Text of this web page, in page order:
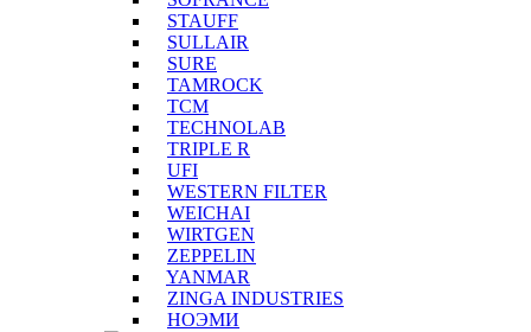
STAUFF
SULLAIR
SURE
TAMROCK
TCM
TECHNOLAB
TRIPLE R
UFI
WESTERN FILTER
WEICHAI
WIRTGEN
ZEPPELIN
YANMAR
ZINGA INDUSTRIES
НОЭМИ